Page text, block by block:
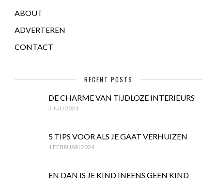
ABOUT
ADVERTEREN
CONTACT
RECENT POSTS
DE CHARME VAN TIJDLOZE INTERIEURS
3 JULI 2024
5 TIPS VOOR ALS JE GAAT VERHUIZEN
1 FEBRUARI 2024
EN DAN IS JE KIND INEENS GEEN KIND